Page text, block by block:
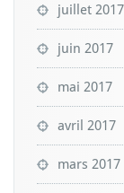
juillet 2017
juin 2017
mai 2017
avril 2017
mars 2017